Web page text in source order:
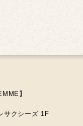
】
サクシーズ 1F